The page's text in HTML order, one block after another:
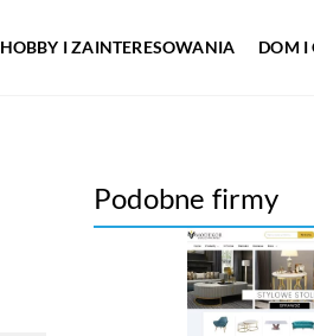
HOBBY I ZAINTERESOWANIA DOM I
Podobne firmy